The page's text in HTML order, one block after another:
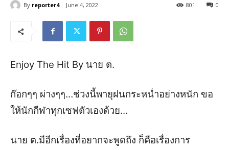
By reporter4 June 4, 2022 0
801
Enjoy The Hit By นาย ต.
ก๊อกๆๆ ผ่างๆๆ…ช่วงนี้พายุฝนกระหน่ำอย่างหนัก ขอ
ให้นักกีฬาทุกเซฟตัวเองด้วย…
นาย ต.มีอีกเรื่องที่อยากจะพูดถึง ก็คือเรื่องการ